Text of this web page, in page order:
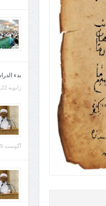
بدء
ژانویه 22, 2013
آگوست 29, 2025